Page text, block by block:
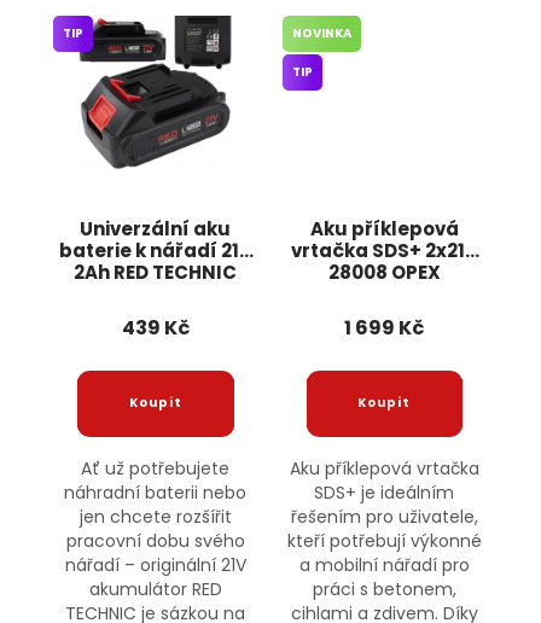
Univerzální aku
baterie k nářadí 21V
2Ah RED TECHNIC
TIP
439 Kč
Ať už potřebujete
náhradní baterii nebo
jen chcete rozšířit
pracovní dobu svého
nářadí – originální 21V
akumulátor RED
TECHNIC je sázkou na
Aku příklepová
vrtačka SDS+ 2x21V
28008 OPEX
NOVINKA
TIP
1 699 Kč
Aku příklepová vrtačka
SDS+ je ideálním
řešením pro uživatele,
kteří potřebují výkonné
a mobilní nářadí pro
práci s betonem,
cihlami a zdivem. Díky